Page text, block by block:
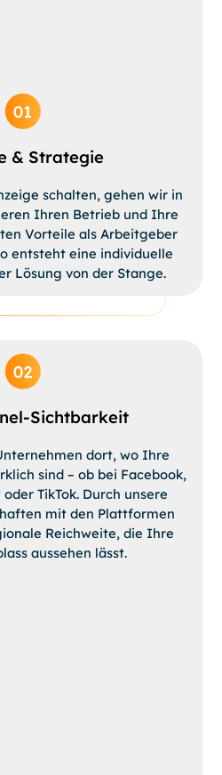
& Strategie
schalten, gehen wir in
Ihren Betrieb und Ihre
Vorteile als Arbeitgeber
entsteht eine individuelle
Lösung von der Stange.
Sichtbarkeit
dort, wo Ihre
sind – ob bei Facebook,
TikTok. Durch unsere
mit den Plattformen
Reichweite, die Ihre
aussehen lässt.